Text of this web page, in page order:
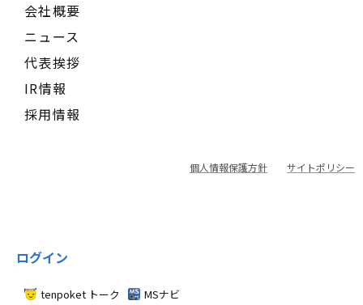
会社概要
ニュース
代表挨拶
IR情報
採用情報
個人情報保護方針 サイトポリシー
ログイン
tenpoket トーク MSナビ